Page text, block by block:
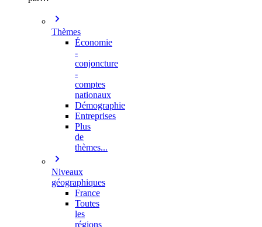
Thèmes
Économie
-
conjoncture
-
comptes
nationaux
Démographie
Entreprises
Plus
de
thèmes...
Niveaux
géographiques
France
Toutes
les
régions